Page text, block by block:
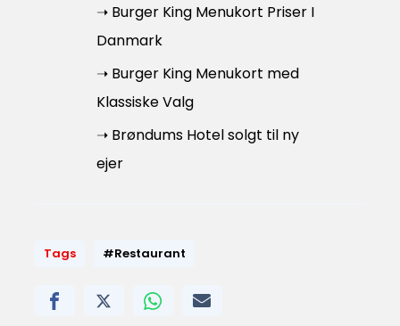
➝ Burger King Menukort Priser I
Danmark
➝ Burger King Menukort med
Klassiske Valg
➝ Brøndums Hotel solgt til ny
ejer
Tags #Restaurant